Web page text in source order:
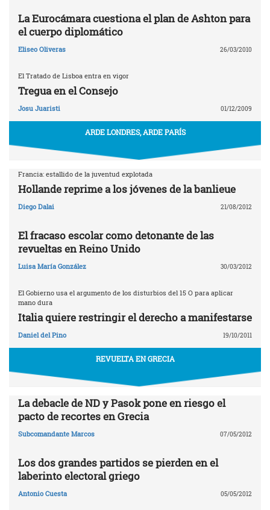
La Eurocámara cuestiona el plan de Ashton para
el cuerpo diplomático
Eliseo Oliveras 26/03/2010
El Tratado de Lisboa entra en vigor
Tregua en el Consejo
Josu Juaristi 01/12/2009
ARDE LONDRES, ARDE PARÍS
Francia: estallido de la juventud explotada
Hollande reprime a los jóvenes de la banlieue
Diego Dalai 21/08/2012
El fracaso escolar como detonante de las
revueltas en Reino Unido
Luisa María González 30/03/2012
El Gobierno usa el argumento de los disturbios del 15 O para aplicar
mano dura
Italia quiere restringir el derecho a manifestarse
Daniel del Pino 19/10/2011
REVUELTA EN GRECIA
La debacle de ND y Pasok pone en riesgo el
pacto de recortes en Grecia
Subcomandante Marcos 07/05/2012
Los dos grandes partidos se pierden en el
laberinto electoral griego
Antonio Cuesta 05/05/2012